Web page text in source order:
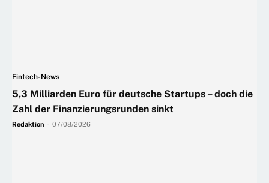
Fintech-News
5,3 Milliarden Euro für deutsche Startups – doch die
Zahl der Finanzierungsrunden sinkt
Redaktion 07/08/2026